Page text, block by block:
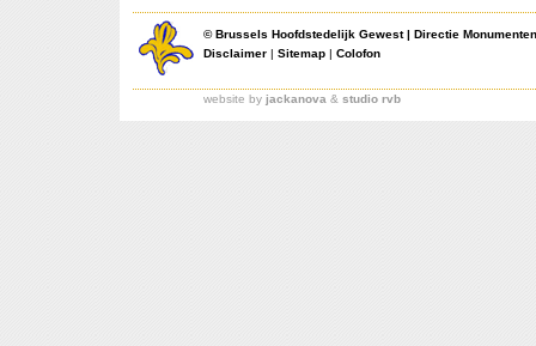
©Brussels Hoofdstedelijk Gewest| Directie
Disclaimer | Sitemap | Colofon
website by jackanova & studio rvb